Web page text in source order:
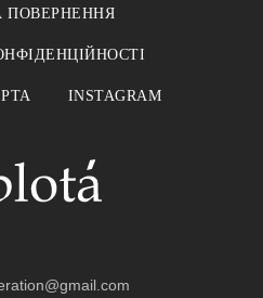
ПОВЕРНЕННЯ
INSTAGRAM